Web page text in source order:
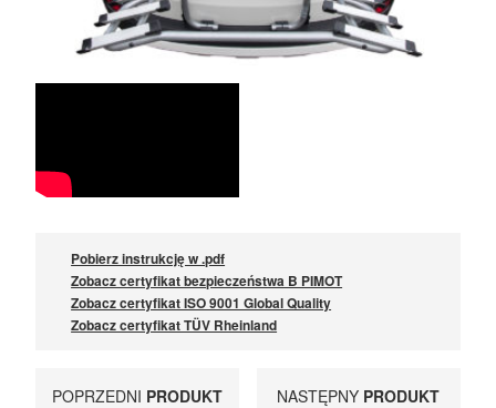
Pobierz instrukcję w .pdf
Zobacz certyfikat bezpieczeństwa B PIMOT
Zobacz certyfikat ISO 9001 Global Quality
Zobacz certyfikat TÜV Rheinland
POPRZEDNI PRODUKT NASTĘPNY PRODUKT